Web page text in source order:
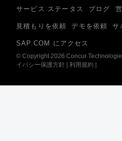
サービス ステータス ブログ
見積もりを依頼 デモを依頼 サ
SAP.COM にアクセス
© Copyright 2026 Concur
イバシー保護方針
利用規約